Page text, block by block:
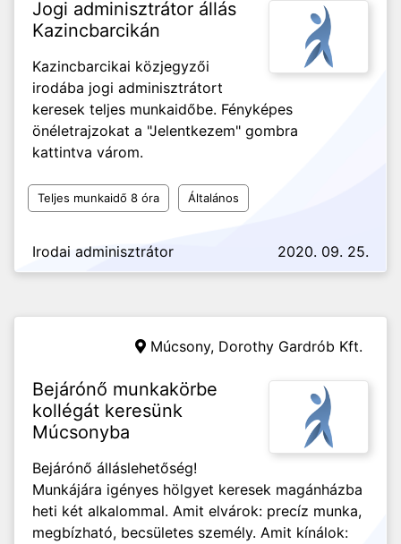
Jogi adminisztrátor állás
Kazincbarcikán
Kazincbarcikai közjegyzői
irodába jogi adminisztrátort
keresek teljes munkaidőbe. Fényképes
önéletrajzokat a "Jelentkezem" gombra
kattintva várom.
Teljes munkaidő 8 óra Általános
Irodai adminisztrátor 2020. 09. 25.
Múcsony, Dorothy Gardrób Kft.
Bejárónő munkakörbe
kollégát keresünk
Múcsonyba
Bejárónő álláslehetőség!
Munkájára igényes hölgyet keresek magánházba
heti két alkalommal. Amit elvárok: precíz munka,
megbízható, becsületes személy. Amit kínálok: